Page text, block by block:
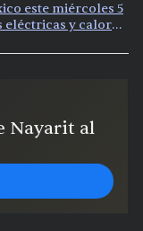
este miércoles 5
eléctricas y calor
Nayarit al